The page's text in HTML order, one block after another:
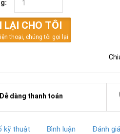
LẠI CHO TÔI
thoại, chúng tôi gọi lại
Dễ dàng thanh toán
kỹ thuật Bình luận Đánh